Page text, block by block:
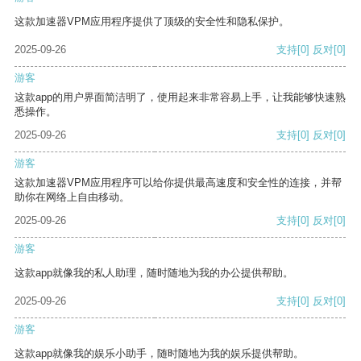
这款加速器VPM应用程序提供了顶级的安全性和隐私保护。
2025-09-26 支持[0] 反对[0]
游客
这款app的用户界面简洁明了，使用起来非常容易上手，让我能够快速熟
悉操作。
2025-09-26
支持[0] 反对[0]
游客
这款加速器VPM应用程序可以给你提供最高速度和安全性的连接，并帮
助你在网络上自由移动。
2025-09-26
支持[0] 反对[0]
游客
这款app就像我的私人助理，随时随地为我的办公提供帮助。
2025-09-26 支持[0] 反对[0]
游客
这款app就像我的娱乐小助手，随时随地为我的娱乐提供帮助。